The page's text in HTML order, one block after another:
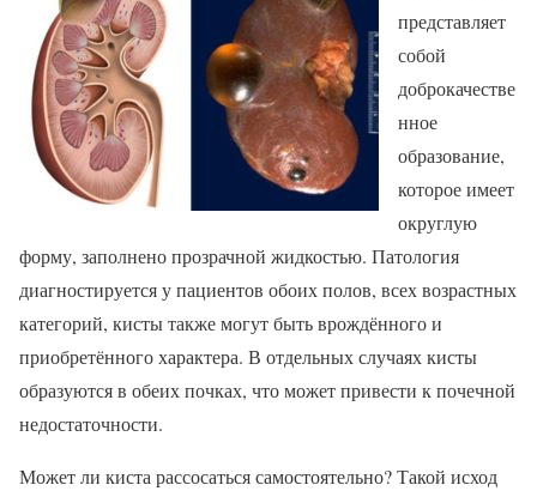
представляет
собой
доброкачестве
нное
образование,
которое имеет
округлую
форму, заполнено прозрачной жидкостью. Патология
диагностируется у пациентов обоих полов, всех возрастных
категорий, кисты также могут быть врождённого и
приобретённого характера. В отдельных случаях кисты
образуются в обеих почках, что может привести к почечной
недостаточности.
Может ли киста рассосаться самостоятельно? Такой исход